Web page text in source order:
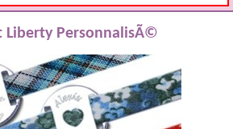
Liberty PersonnalisÃ©